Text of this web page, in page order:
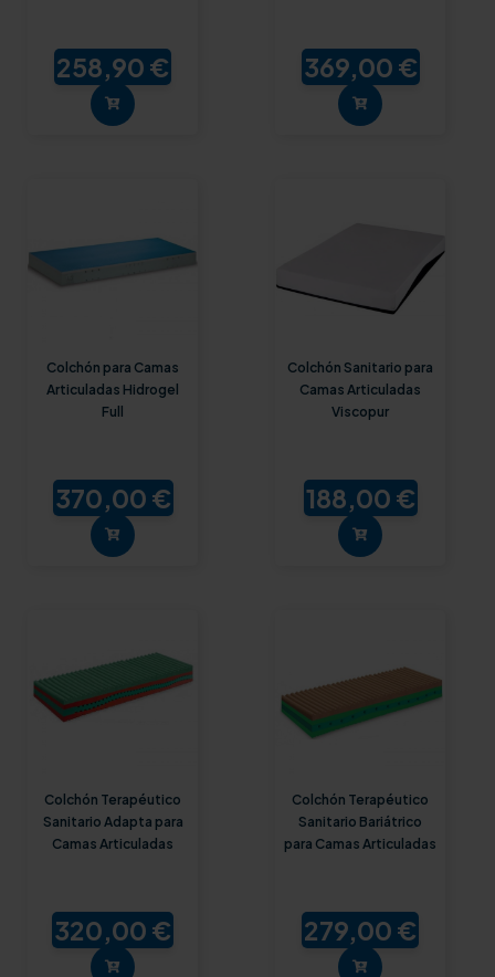
258,90 € 369,00 €
Colchón para Camas
Articuladas Hidrogel
Full
370,00 €
Colchón Sanitario para
Camas Articuladas
Viscopur
188,00 €
Colchón Terapéutico
Sanitario Adapta para
Camas Articuladas
320,00 €
Colchón Terapéutico
Sanitario Bariátrico
para Camas Articuladas
279,00 €